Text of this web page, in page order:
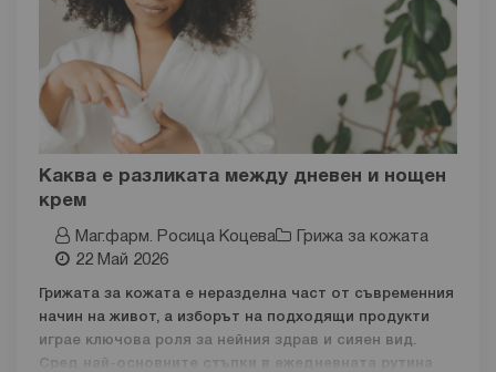
като консервиращи агенти. Това, което често ги
поставя под въпрос, е стремежът към все по-„чисти“
формули и продукти с естествен произход, които
потребителите възприемат като по-безопасни.
В следващите редове ще разгледаме по-подробно
какво представляват парабените в козметиката,
доколко са оправдани опасенията около тяхното
използване.
Какво представляват парабените?
използваните консервиращи агенти, чиято
основна
роля е да предпазват козметичните продукти от
развитието
Каква е разликата между дневен и нощен
крем
Маг.фарм. Росица Коцева
Грижа за кожата
22 Май 2026
Грижата за кожата е неразделна част от съвременния
начин на живот, а изборът на подходящи продукти
играе ключова роля за нейния здрав и сияен вид.
Сред най-основните стъпки в ежедневната рутина